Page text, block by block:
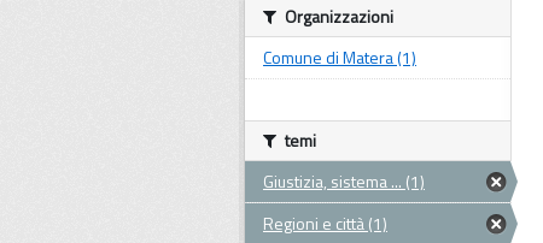
Organizzazioni
Comune di Matera (1)
temi
Giustizia, sistema ... (1)
Regioni e città (1)